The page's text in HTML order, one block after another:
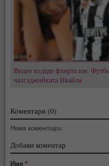
Видео издаде флирта им:
чалгаджийката Ивайла
Коментари (0)
Няма коментари.
Добави коментар
Име*